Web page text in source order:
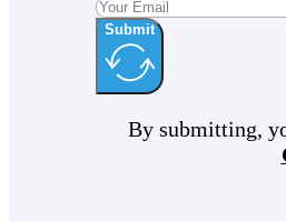
Submit
By submitting,